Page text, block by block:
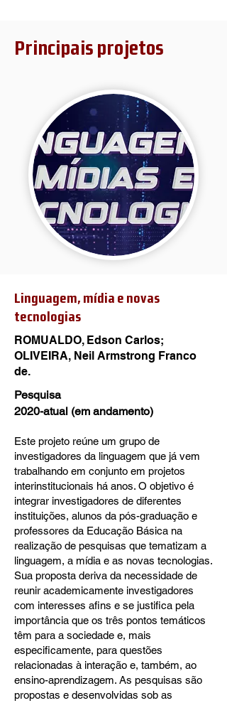
Principais projetos
Linguagem, mídia e novas
tecnologias
ROMUALDO, Edson Carlos;
OLIVEIRA, Neil Armstrong Franco
de.
Pesquisa
2020-atual (em andamento)
Este projeto reúne um grupo de
investigadores da linguagem que já vem
trabalhando em conjunto em projetos
interinstitucionais há anos. O objetivo é
integrar investigadores de diferentes
instituições, alunos da pós-graduação e
professores da Educação Básica na
realização de pesquisas que tematizam a
linguagem, a mídia e as novas tecnologias.
Sua proposta deriva da necessidade de
reunir academicamente investigadores
com interesses afins e se justifica pela
importância que os três pontos temáticos
têm para a sociedade e, mais
especificamente, para questões
relacionadas à interação e, também, ao
ensino-aprendizagem. As pesquisas são
propostas e desenvolvidas sob as